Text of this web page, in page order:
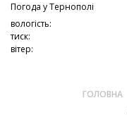
Погода уТернополі
вологість:
тиск:
вітер:
ГОЛОВНА